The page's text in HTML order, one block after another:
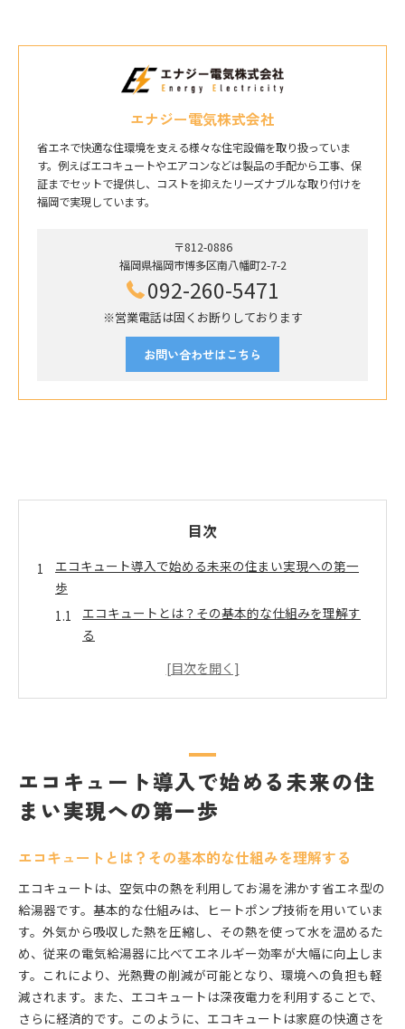
エナジー電気株式会社
省エネで快適な住環境を支える様々な住宅設備を取り扱っていま
す。例えばエコキュートやエアコンなどは製品の手配から工事、保
証までセットで提供し、コストを抑えたリーズナブルな取り付けを
福岡で実現しています。
〒812-0886
福岡県福岡市博多区南八幡町2-7-2
092-260-5471
※営業電話は固くお断りしております
お問い合わせはこちら
目次
エコキュート導入で始める未来の住まい実現への第一
歩
エコキュートとは？その基本的な仕組みを理解す
る
エコキュートの選び方：種類と特長
エコキュートを導入する際の補助金利用方法
持続可能な住まいを支えるエコキュートの省エネ性能
エコキュートの省エネ性能の秘密
エコキュートの省エネ性能を活かした節約術
エコキュート利用によるCO2排出量の削減効果
省エネ法に基づくエコキュートの役割
エコキュートが実現する持続可能な暮らし
エコキュートで家庭の光熱費を大幅削減する方法
エコキュートで実現する光熱費削減の仕組み
エコキュートによる電気代節約の具体例
エコキュート導入で始める未来の住
まい実現への第一歩
エコキュートとは？その基本的な仕組みを理解する
エコキュートは、空気中の熱を利用してお湯を沸かす省エネ型の
給湯器です。基本的な仕組みは、ヒートポンプ技術を用いていま
す。外気から吸収した熱を圧縮し、その熱を使って水を温めるた
め、従来の電気給湯器に比べてエネルギー効率が大幅に向上しま
す。これにより、光熱費の削減が可能となり、環境への負担も軽
減されます。また、エコキュートは深夜電力を利用することで、
さらに経済的です。このように、エコキュートは家庭の快適さを